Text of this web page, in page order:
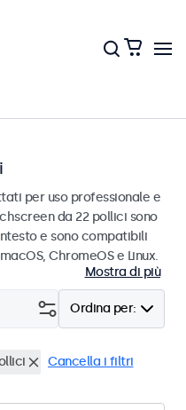
per uso professionale e
da 22 pollici sono
e sono compatibili
ChromeOS e Linux.
Mostra di più
Ordina per:
Cancella i filtri